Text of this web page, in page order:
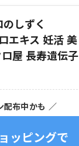
しずく
エキス 妊活 美
屋 長寿遺伝子
配布中かも ／
ッピングで